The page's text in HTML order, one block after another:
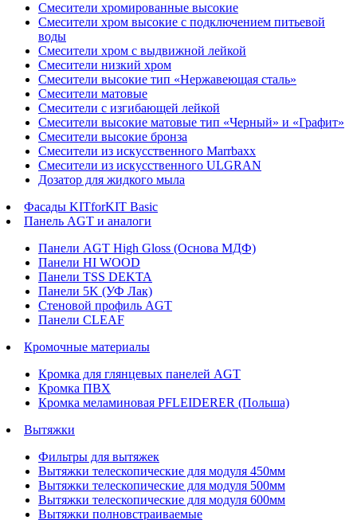
Смесители хромированные высокие
Смесители хром высокие с подключением питьевой
воды
Смесители хром с выдвижной лейкой
Смесители низкий хром
Смесители высокие тип «Нержавеющая сталь»
Смесители матовые
Смесители с изгибающей лейкой
Смесители высокие матовые тип «Черный» и «Графит»
Смесители высокие бронза
Смесители из искусственного Marrbaxx
Смесители из искусственного ULGRAN
Дозатор для жидкого мыла
Фасады KITforKIT Basic
Панель AGT и аналоги
Панели AGT High Gloss (Основа МДФ)
Панели HI WOOD
Панели TSS DEKTA
Панели 5K (УФ Лак)
Стеновой профиль AGT
Панели CLEAF
Кромочные материалы
Кромка для глянцевых панелей AGT
Кромка ПВХ
Кромка меламиновая PFLEIDERER (Польша)
Вытяжки
Фильтры для вытяжек
Вытяжки телескопические для модуля 450мм
Вытяжки телескопические для модуля 500мм
Вытяжки телескопические для модуля 600мм
Вытяжки полновстраиваемые